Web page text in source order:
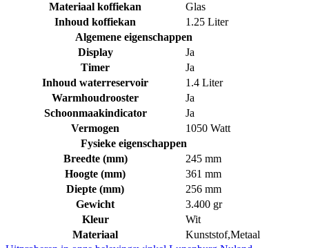
Materiaal koffiekan
Glas
Inhoud koffiekan
1.25 Liter
Algemene eigenschappen
Display
Ja
Timer
Ja
Inhoud waterreservoir
1.4 Liter
Warmhoudrooster
Ja
Schoonmaakindicator
Ja
Vermogen
1050 Watt
Fysieke eigenschappen
Breedte (mm)
245 mm
Hoogte (mm)
361 mm
Diepte (mm)
256 mm
Gewicht
3.400 gr
Kleur
Wit
Materiaal
Kunststof,Metaal